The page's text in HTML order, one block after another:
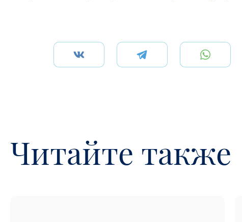
Читайте также